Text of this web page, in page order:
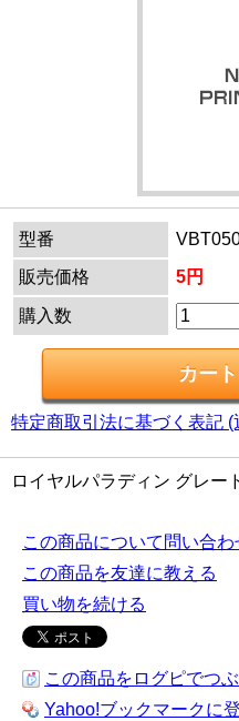
型番
販売価格
5円
購入数
特定商取引法に基づく表記 (
ロイヤルパラディン グレー
この商品について問い合わ
この商品を友達に教える
買い物を続ける
この商品をログピでつぶ
Yahoo!ブックマークに